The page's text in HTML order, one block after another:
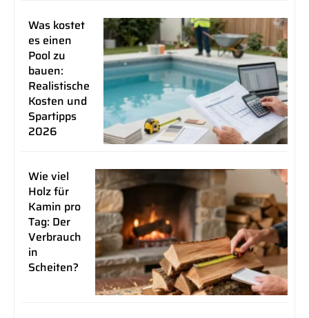
Was kostet
es einen
Pool zu
bauen:
Realistische
Kosten und
Spartipps
2026
Wie viel
Holz für
Kamin pro
Tag: Der
Verbrauch
in
Scheiten?